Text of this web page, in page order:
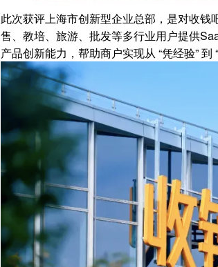
此次获评上海市创新型企业总部，是对收
售、教培、旅游、批发等多行业用户提供
产品创新能力，帮助商户实现从 “凭经验” 到